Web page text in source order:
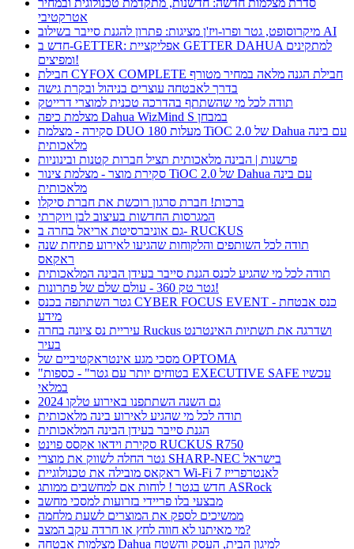
סדרת מצלמות חדשה: חדשנות, מתקדמת טכנולוגית ובמחיר
אטרקטיבי
מיקרוסופט, גטר ופרו-ויז'ן מציגות: פתרון להגנת סייבר בשילוב AI
חדש ב-GETTER: אפליקציית GETTER DAHUA למתקינים
ומפיצים!
חבילת CYFOX COMPLETE חבילת הגנה מלאה במחיר מטורף
בדרך לאבטחה עוצרים בניהול ובקרת גישה
תודה לכל מי שהשתתף בהדרכה טכנית למוצרי דרייטק
מצלמת כיפה Dahua WizMind S במבחן
סקירה - מצלמת DUO 180 מעלות TiOC 2.0 של Dahua עם בינה
מלאכותית
פרשנות | הבינה מלאכותית תציל חברות קטנות ובינוניות
סקירת מוצר - מצלמת צינור TiOC 2.0 של Dahua עם בינה
מלאכותית
ברכות! חברת סרגון רוכשת את חברת סיקלו
המגרסות החדשות בעיצוב לבן ויוקרתי
גם אוניברסיטת אריאל בחרה ב- RUCKUS
תודה לכל השותפים והלקוחות שהגיעו לאירוע פתיחת שנה
ראקאס
תודה לכל מי שהגיע לכנס הגנת סייבר בעידן הבינה המלאכותית
גטר טק 360 - עולם שלם של פתרונות!
גטר השתתפה בכנס CYBER FOCUS EVENT - כנס אבטחת
מידע
עיריית נס ציונה בחרה Ruckus ושדרגה את תשתיות האינטרנט
בעיר
מסכי מגע אינטראקטיביים של OPTOMA
"בטוחים יותר עם גטר" - כספות EXECUTIVE SAFE עכשיו
במלאי
גם השנה השתתפנו באירוע טלקו 2024
תודה לכל מי שהגיע לאירוע בינה מלאכותית
הגנת סייבר בעידן הבינה המלאכותית
סקירת וידאו אקסס פוינט RUCKUS R750
גטר החלה לשווק את מוצרי SHARP-NEC בישראל
ראקאס מובילה את טכנולוגיית Wi-Fi 7 לאנטרפרייז
חדש בגטר ! לוחות אם למחשבים ממותג ASRock
מבצעי בלו פריידי בזרועות למסכי מחשב
ממשיכים לספק את המוצרים לשעת מלחמה
מי מאיתנו לא חווה לחץ או חרדה עקב המצב?
מצלמות אבטחה Dahua למיגון הבית, העסק והשטח